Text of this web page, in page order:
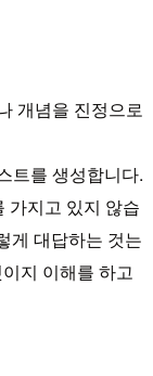
개념을 진정으로
트를 생성합니다.
가지고 있지 않습
게 대답하는 것는
지 이해를 하고